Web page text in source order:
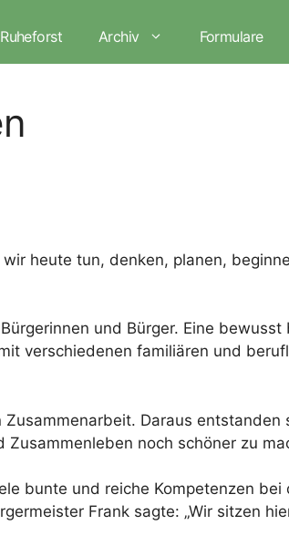
Ruheforst Archiv Formulare
heute tun, denken, planen,
und Bürger. Eine
verschiedenen familiären und
Daraus
noch schöner zu
bunte und reiche Kompetenzen
Frank sagte: „Wir sitzen